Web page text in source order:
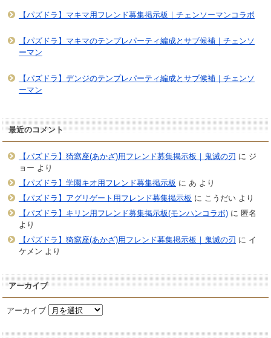
【パズドラ】マキマ用フレンド募集掲示板｜チェンソーマンコラボ
【パズドラ】マキマのテンプレパーティ編成とサブ候補｜チェンソ
ーマン
【パズドラ】デンジのテンプレパーティ編成とサブ候補｜チェンソ
ーマン
最近のコメント
【パズドラ】猗窩座(あかざ)用フレンド募集掲示板｜鬼滅の刃 に ジ
ョー より
【パズドラ】学園キオ用フレンド募集掲示板 に あ より
【パズドラ】アグリゲート用フレンド募集掲示板 に こうだいより
【パズドラ】キリン用フレンド募集掲示板(モンハンコラボ)に 匿名
より
【パズドラ】猗窩座(あかざ)用フレンド募集掲示板｜鬼滅の刃 に イ
ケメン より
アーカイブ
アーカイブ